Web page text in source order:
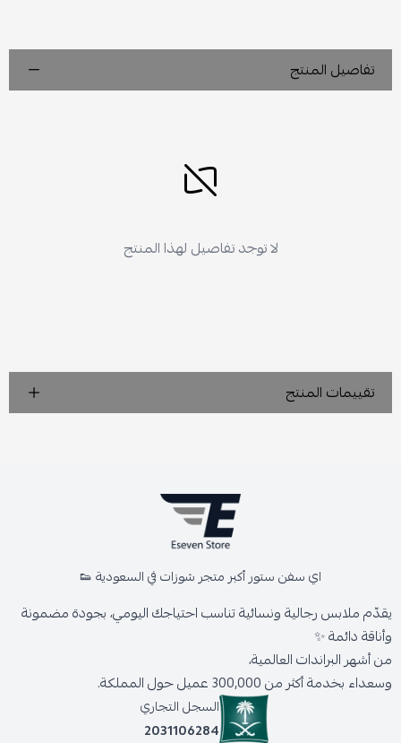
تفاصيل المنتج
لا توجد تفاصيل لهذا المنتج
تقييمات المنتج
اي سفن ستور أكبر متجر شوزات في السعودية 👟
يقدّم ملابس رجالية ونسائية تناسب احتياجك اليومي، بجودة مضمونة
وأناقة دائمة ✨
من أشهر البراندات العالمية،
وسعداء بخدمة أكثر من 300,000 عميل حول المملكة.
السجل التجاري
2031106284